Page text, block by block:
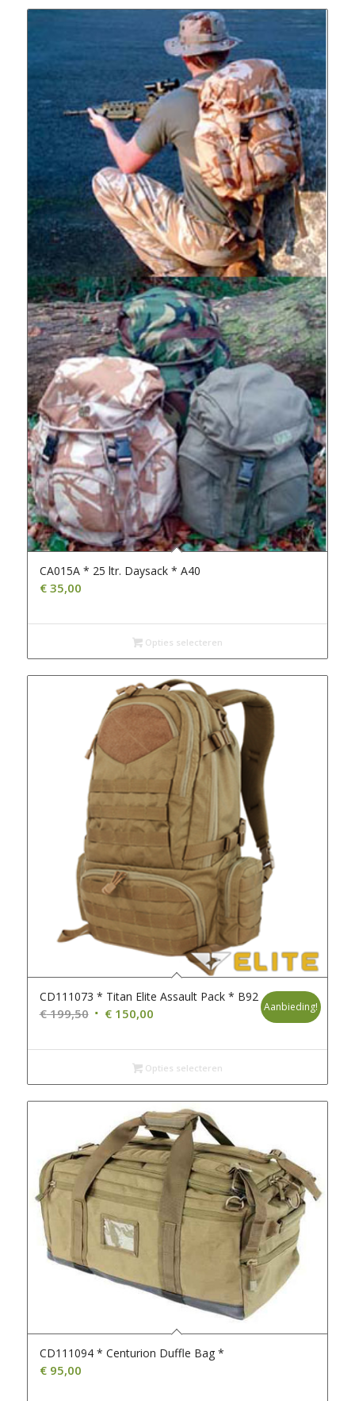
CA015A * 25 ltr. Daysack * A40
€35,00
Opties selecteren
CD111073 * Titan Elite Assault Pack * B92
€199,50 Oorspronkelijke
was:
€ 199,50.
€150,00Huidige
is:
€ 150,00.
Aanbieding!
Opties selecteren
CD111094 * Centurion Duffle Bag *
€95,00